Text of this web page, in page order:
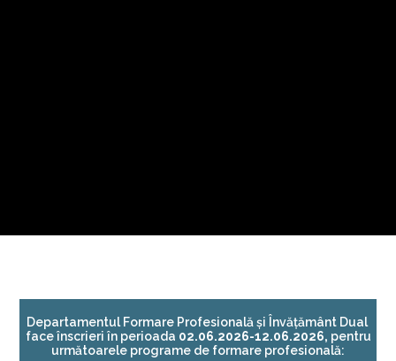
Departamentul Formare Profesională și Învățământ Dual
face înscrieri în perioada 02.06.2026-12.06.2026, pentru
următoarele programe de formare profesională: